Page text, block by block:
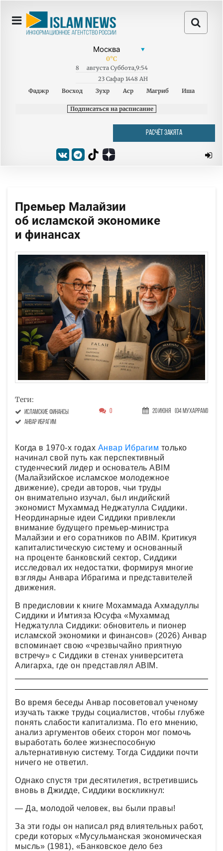
0°C
8 августа Суббота,9:54
23 Сафар 1448 AH
Фаджр
Восход Зухр Аср Магриб Иша
Подписаться на расписание
РАСЧЁТ ЗАКЯТА
Премьер Малайзии
об исламской экономике
и финансах
Теги:
исламские финансы
Анвар Ибрагим
0 20 Июня (04 Мухаррам)
Когда в 1970-х годах Анвар Ибрагим только
начинал свой путь как перспективный
студенческий лидер и основатель ABIM
(Малайзийское исламское молодежное
движение), среди авторов, чьи труды
он внимательно изучал, был индийский
экономист Мухаммад Неджатулла Сиддики.
Неординарные идеи Сиддики привлекли
внимание будущего премьер-министра
Малайзии и его соратников по ABIM. Критикуя
капиталистическую систему и основанный
на проценте банковский сектор, Сиддики
исследовал их недостатки, формируя многие
взгляды Анвара Ибрагима и представителей
движения.
В предисловии к книге Мохаммада Ахмадуллы
Сиддики и Имтияза Юсуфа «Мухаммад
Неджатулла Сиддики: обновитель и пионер
исламской экономики и финансов» (2026) Анвар
вспоминает свою «чрезвычайно приятную
встречу» с Сиддики в стенах университета
Алигарха, где он представлял ABIM.
Во время беседы Анвар посоветовал ученому
изучать также труды социалистов, чтобы глубже
понять слабости капитализма. По его мнению,
анализ аргументов обеих сторон мог помочь
выработать более жизнеспособную
альтернативную систему. Тогда Сиддики почти
ничего не ответил.
Однако спустя три десятилетия, встретившись
вновь в Джидде, Сиддики воскликнул:
— Да, молодой человек, вы были правы!
За эти годы он написал ряд влиятельных работ,
среди которых «Мусульманская экономическая
мысль» (1981), «Банковское дело без